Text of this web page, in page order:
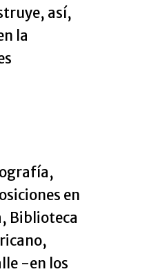
así,
la
en
Biblioteca
-en los